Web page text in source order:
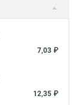
7,03 ₽
12,35 ₽